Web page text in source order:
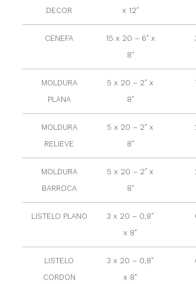
DECOR
x 12″
CENEFA
15 x 20 – 6″ x
8″
MOLDURA
PLANA
5 x 20 – 2″ x
8″
MOLDURA
RELIEVE
5 x 20 – 2″ x
8″
MOLDURA
BARROCA
5 x 20 – 2″ x
8″
LISTELO PLANO
3 x 20 – 0,8″
x 8″
LISTELO
CORDON
3 x 20 – 0,8″
x 8″